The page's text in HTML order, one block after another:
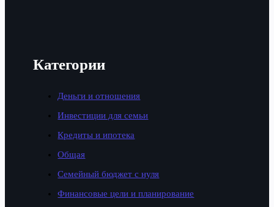
Категории
Деньги и отношения
Инвестиции для семьи
Кредиты и ипотека
Общая
Семейный бюджет с нуля
Финансовые цели и планирование